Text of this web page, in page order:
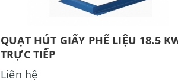
QUẠT HÚT GIẤY PHẾ LIỆU 18.5
TRỰC TIẾP
Liên hệ